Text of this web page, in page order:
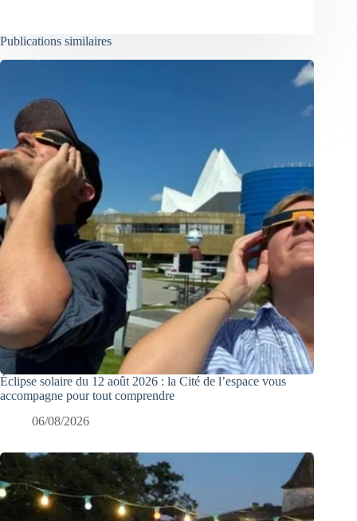
Publications similaires
Éclipse solaire du 12 août 2026 : la Cité de l’espace vous
accompagne pour tout comprendre
06/08/2026